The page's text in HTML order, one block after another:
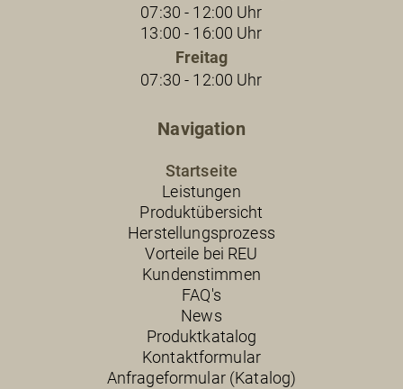
Navigation
Startseite
Leistungen
Produktübersicht
Herstellungsprozess
Vorteile bei REU
Kundenstimmen
FAQ's
News
Produktkatalog
Kontaktformular
Anfrageformular (Katalog)
07:30 - 12:00 Uhr
13:00 - 16:00 Uhr
Freitag
07:30 - 12:00 Uhr